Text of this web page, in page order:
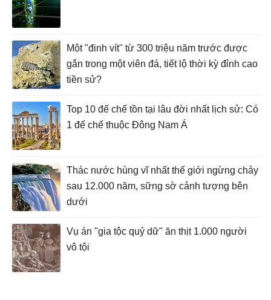
Một "đinh vít" từ 300 triệu năm trước được
gắn trong một viên đá, tiết lộ thời kỳ đỉnh cao
tiền sử?
Top 10 đế chế tồn tại lâu đời nhất lịch sử: Có
1 đế chế thuộc Đông Nam Á
Thác nước hùng vĩ nhất thế giới ngừng chảy
sau 12.000 năm, sững sờ cảnh tượng bên
dưới
Vụ án "gia tộc quỷ dữ" ăn thịt 1.000 người
vô tội